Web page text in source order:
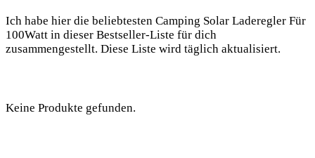
Ich habe hier die beliebtesten Camping Solar Laderegler Für
100Watt in dieser ⁤Bestseller-Liste für dich
zusammengestellt. Diese Liste wird täglich aktualisiert.
Keine Produkte gefunden.